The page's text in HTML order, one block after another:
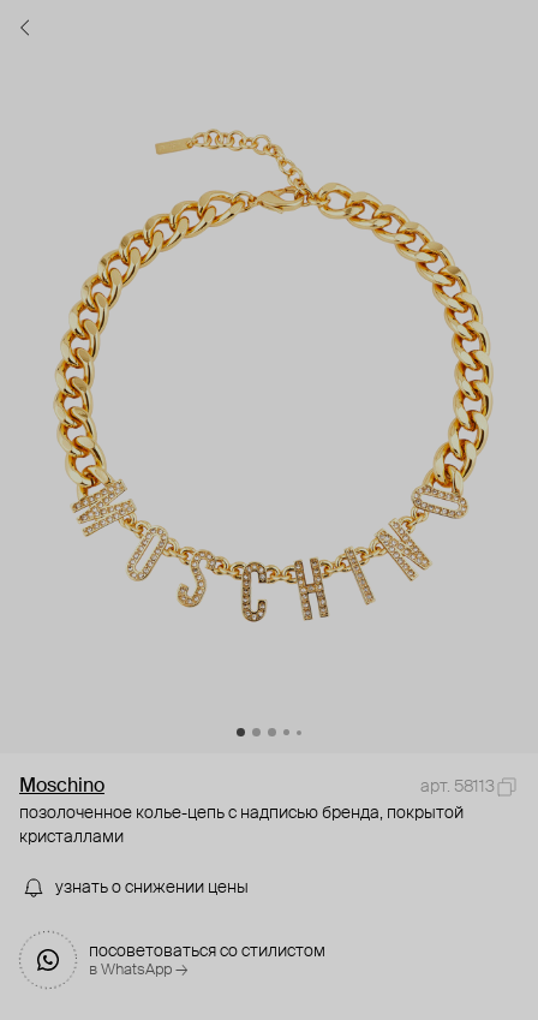
Moschino
арт. 58113
позолоченное колье-цепь с надписью бренда, покрытой
кристаллами
узнать о снижении цены
посоветоваться со стилистом
в WhatsApp →